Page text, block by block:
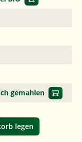
gemahlen
legen